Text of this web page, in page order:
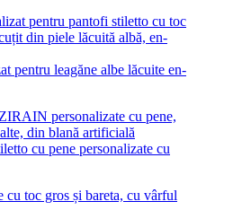
pentru leagăne albe lăcuite en-
cu pene personalizate cu